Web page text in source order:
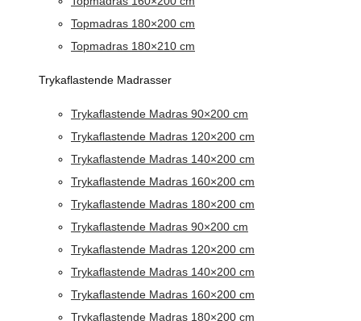
Topmadras 180×200 cm
Topmadras 180×210 cm
Trykaflastende Madrasser
Trykaflastende Madras 90×200 cm
Trykaflastende Madras 120×200 cm
Trykaflastende Madras 140×200 cm
Trykaflastende Madras 160×200 cm
Trykaflastende Madras 180×200 cm
Trykaflastende Madras 90×200 cm
Trykaflastende Madras 120×200 cm
Trykaflastende Madras 140×200 cm
Trykaflastende Madras 160×200 cm
Trykaflastende Madras 180×200 cm